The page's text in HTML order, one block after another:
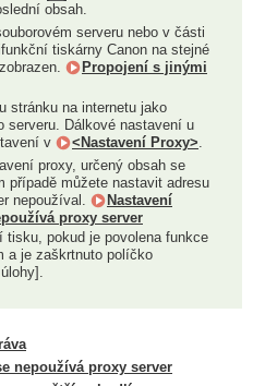
obsah.
serveru nebo v části
tiskárny Canon na stejné
Propojení s jinými
stránku na internetu jako
serveru. Dálkové nastavení u
v
<Nastavení Proxy>.
proxy, určený obsah se
případě můžete nastavit adresu
nepoužíval.
Nastavení
proxy server
tisku, pokud je povolena funkce
a je zaškrtnuto políčko
nepoužívá proxy server